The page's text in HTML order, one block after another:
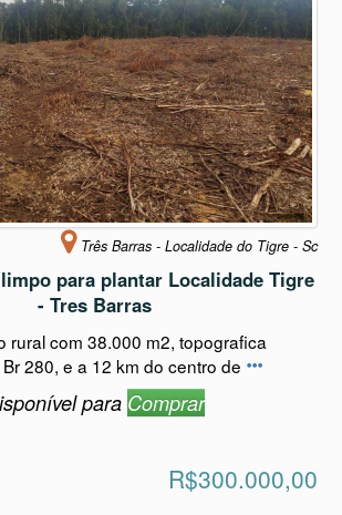
Três Barras - Localidade do Tigre - Sc
para plantar Localidade Tigre
- Tres Barras
rural com 38.000 m2, topografica
Comprar